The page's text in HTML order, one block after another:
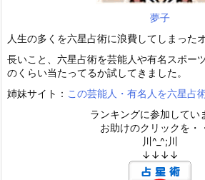
夢子
人生の多くを六星占術に浪費してしまった
長いこと、六星占術を芸能人や有名スポー
のくらい当たってるか試してきました。
姉妹サイト： この芸能人・有名人を六星占
ランキングに参加してい
お助けのクリックを・
川^_^;川
↓↓↓↓